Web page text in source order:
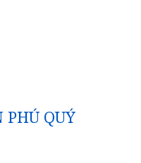
PHÚ QUÝ